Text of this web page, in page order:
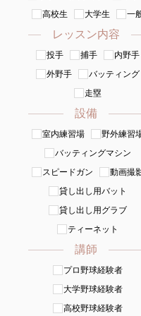
高校生
大学生 一
レッスン内容
投手 捕手
内野手
外野手
バッティング
走塁
設備
室内練習場
野外練習
バッティングマシン
スピードガン
動画撮
貸し出し用バット
貸し出し用グラブ
ティーネット
講師
プロ野球経験者
大学野球経験者
高校野球経験者